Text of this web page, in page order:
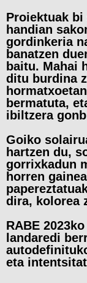
Proiektuak
handian
gordinkeria
banatzen
baitu. Mahai
ditu burdina
bermatuta,
ibiltzera
Goiko
hartzen du,
gorrixkadun
horren
dira, kolorea
RABE
landaredi
eta